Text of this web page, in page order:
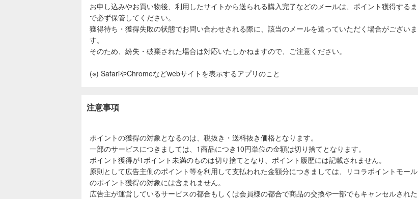
お申し込みやお買い物後、利用したサイトから送られる購入完了などのメールは、ポイント獲得するま
で必ず保管してください。
獲得待ち・獲得失敗の状態でお問い合わせされる際に、該当のメールを送っていただく場合がございま
す。
そのため、紛失・破棄された場合は対応いたしかねますので、ご注意ください。
(※) SafariやChromeなどwebサイトを表示するアプリのこと
注意事項
ポイントの獲得の対象となるのは、税抜き・送料抜き価格となります。
一部のサービスにつきましては、1商品につき10円単位の金額は切り捨てとなります。
ポイント獲得が1ポイント未満のものは切り捨てとなり、ポイント履歴には記載されません。
原則として広告主側のポイント等を利用して支払われた金額分につきましては、リコラポイントモール
のポイント獲得の対象には含まれません。
広告主が運営しているサービスの都合もしくは会員様の都合で商品の交換や一部でもキャンセルされた